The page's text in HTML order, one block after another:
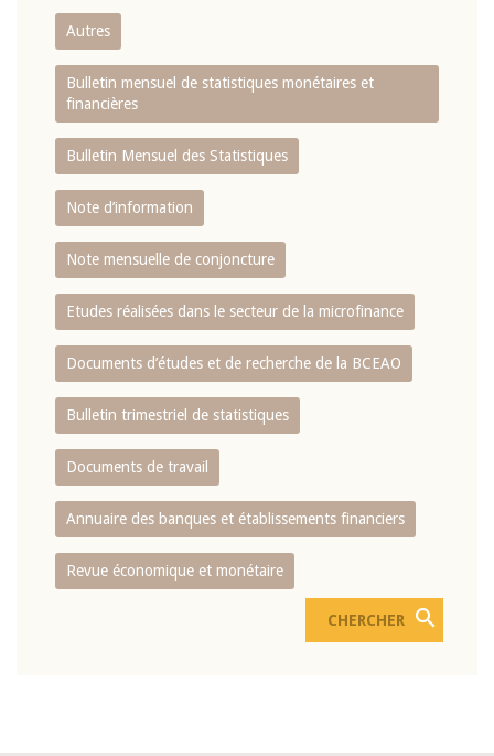
Autres
Bulletin mensuel de statistiques monétaires et
financières
Bulletin Mensuel des Statistiques
Note d’information
Note mensuelle de conjoncture
Etudes réalisées dans le secteur de la microfinance
Documents d’études et de recherche de la BCEAO
Bulletin trimestriel de statistiques
Documents de travail
Annuaire des banques et établissements financiers
Revue économique et monétaire